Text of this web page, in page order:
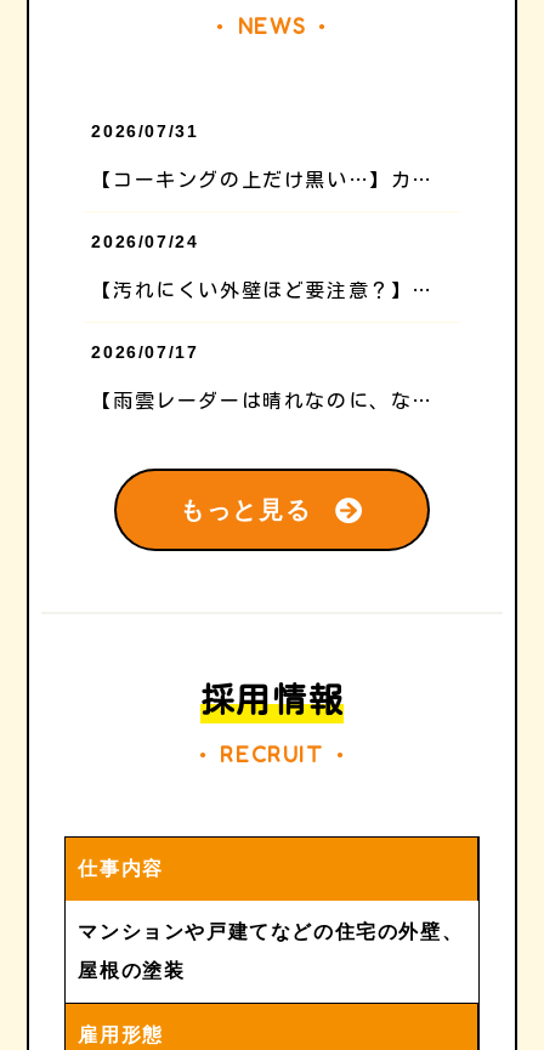
● NEWS ●
2026/07/31
【コーキングの上だけ黒い…】カビではない「ブリード汚染」とは？
2026/07/24
【汚れにくい外壁ほど要注意？】高性能サイディングの外壁塗装が難しい理由
2026/07/17
【雨雲レーダーは晴れなのに、なぜ塗らない？】夏の外壁塗装で職人が「数時間先の空」を見る理由
もっと見る
採用情報
● RECRUIT ●
仕事内容
マンションや戸建てなどの住宅の外壁、
屋根の塗装
雇用形態